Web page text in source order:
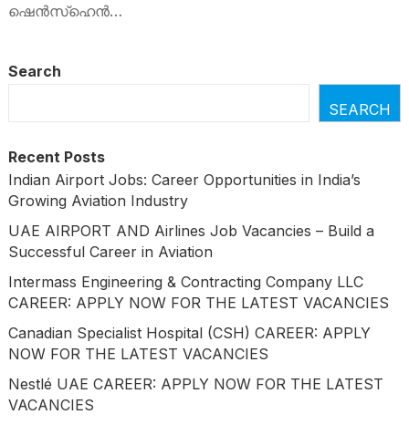
ഷെൻസ്ഹെൻ…
Search
SEARCH
Recent Posts
Indian Airport Jobs: Career Opportunities in India’s
Growing Aviation Industry
UAE AIRPORT AND Airlines Job Vacancies – Build a
Successful Career in Aviation
Intermass Engineering & Contracting Company LLC
CAREER: APPLY NOW FOR THE LATEST VACANCIES
Canadian Specialist Hospital (CSH) CAREER: APPLY
NOW FOR THE LATEST VACANCIES
Nestlé UAE CAREER: APPLY NOW FOR THE LATEST
VACANCIES